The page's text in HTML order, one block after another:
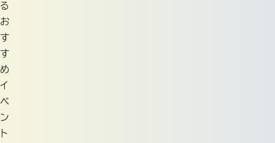
る
お
す
す
め
イ
ベ
ン
ト